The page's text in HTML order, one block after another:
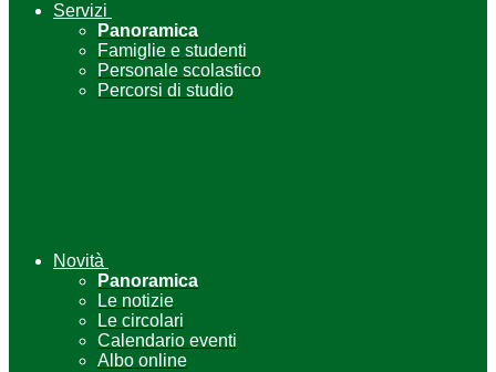
Servizi
Panoramica
Famiglie e studenti
Personale scolastico
Percorsi di studio
Novità
Panoramica
Le notizie
Le circolari
Calendario eventi
Albo online